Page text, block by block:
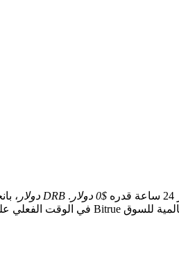
$2.004e-12 دولار ، 0 DRB $0 دولار
.